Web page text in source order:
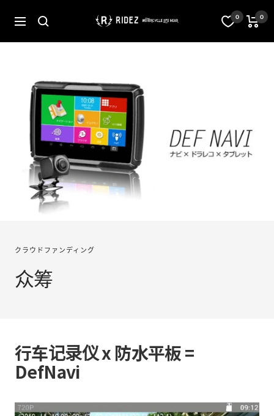
容
导
オ
フ
ィ
ス
ト
ア
RIDEZ
Inc.
0 0
クラウドファンディング
众筹
行车记录仪 x 防水平板 =
DefNavi